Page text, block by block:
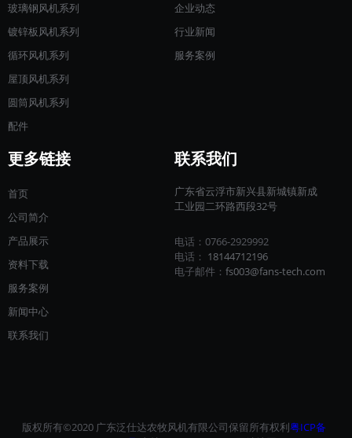
玻璃钢风机系列
镀锌板风机系列
循环风机系列
屋顶风机系列
圆筒风机系列
配件
企业动态
行业新闻
服务案例
更多链接
首页
公司简介
产品展示
资料下载
服务案例
新闻中心
联系我们
联系我们
广东省云浮市新兴县新城镇新成
工业园二环路西段32号
电话：0766-2929992
电话： 18144712196​​​​​​​
电子邮件： fs003@fans-tech.com
版权所有©2020 广东泛仕达农牧风机有限公司保留所有权利粤ICP备